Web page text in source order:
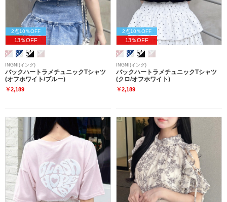
2点10％OFF
13％OFF
INGNI(イング)
バックハートラメチュニックTシャツ
(オフホワイト/ブルー)
￥2,189
2点10％OFF
13％OFF
INGNI(イング)
バックハートラメチュニックTシャツ
(クロ/オフホワイト)
￥2,189